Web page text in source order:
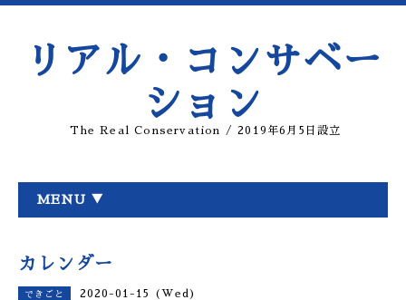
リアル・コンサベー
ション
The Real Conservation / 2019年6月5日設立
MENU ▼
カレンダー
できごと 2020-01-15 (Wed)